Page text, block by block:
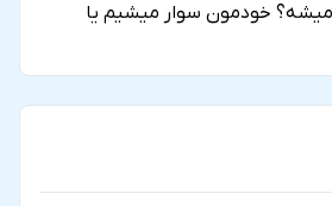
خودمون سوار میشیم یا